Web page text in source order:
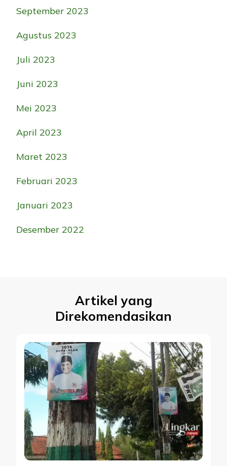
September 2023
Agustus 2023
Juli 2023
Juni 2023
Mei 2023
April 2023
Maret 2023
Februari 2023
Januari 2023
Desember 2022
Artikel yang
Direkomendasikan